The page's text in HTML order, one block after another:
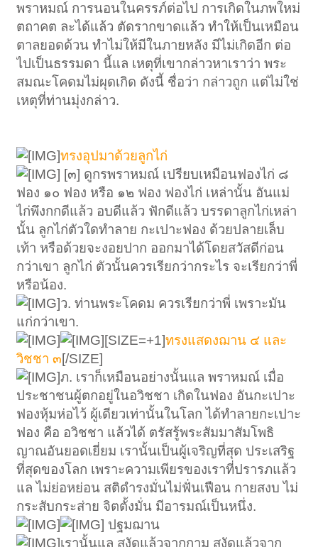
พราหมณ์ การนอนในครรภ์ต่อไป การเกิดในภพใหม่
ตถาคต ละได้แล้ว ตัดรากขาดแล้ว ทำให้เป็นเหมือน
ตาลยอดด้วน ทำไม่ให้มีในภายหลัง มีไม่เกิดอีก ต่อ
ไปเป็นธรรมดา นี้แล เหตุที่เขากล่าวหาเราว่า พระ
สมณะโคดมไม่ผุดเกิด ดังนี้ ชื่อว่า กล่าวถูก แต่ไม่ใช่
เหตุที่ท่านมุ่งกล่าว.
ทรงอุปมาด้วยลูกไก่
[๓] ดูกรพราหมณ์ เปรียบเหมือนฟองไก่ ๘
ฟอง ๑๐ ฟอง หรือ ๑๒ ฟอง ฟองไก่ เหล่านั้น อันแม่
ไก่พึงกกดีแล้ว อบดีแล้ว ฟักดีแล้ว บรรดาลูกไก่เหล่า
นั้น ลูกไก่ตัวใดทำลาย กะเปาะฟอง ด้วยปลายเล็บ
เท้า หรือด้วยจะงอยปาก ออกมาได้โดยสวัสดีก่อน
กว่าเขา ลูกไก่ ตัวนั้นควรเรียกว่ากระไร จะเรียกว่าพี่
หรือน้อง.
ว. ท่านพระโคดม ควรเรียกว่าพี่ เพราะมัน
แก่กว่าเขา.
[SIZE=+1]ทรงแสดงฌาน ๔ และ
วิชชา ๓[/SIZE]
ภ. เราก็เหมือนอย่างนั้นแล พราหมณ์ เมื่อ
ประชาชนผู้ตกอยู่ในอวิชชา เกิดในฟอง อันกะเปาะ
ฟองหุ้มห่อไว้ ผู้เดียวเท่านั้นในโลก ได้ทำลายกะเปาะ
ฟอง คือ อวิชชา แล้วได้ ตรัสรู้พระสัมมาสัมโพธิ
ญาณอันยอดเยี่ยม เรานั้นเป็นผู้เจริญที่สุด ประเสริฐ
ที่สุดของโลก เพราะความเพียรของเราที่ปรารภแล้ว
แล ไม่ย่อหย่อน สติดำรงมั่นไม่ฟั่นเฟือน กายสงบ ไม่
กระสับกระส่าย จิตตั้งมั่น มีอารมณ์เป็นหนึ่ง.
ปฐมฌาน
เรานั้นแล สงัดแล้วจากกาม สงัดแล้วจาก